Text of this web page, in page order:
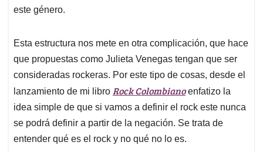
este género.
Esta estructura nos mete en otra complicación, que hace
que propuestas como Julieta Venegas tengan que ser
consideradas rockeras. Por este tipo de cosas, desde el
lanzamiento de mi libro Rock Colombianoenfatizo la
idea simple de que si vamos a definir el rock este nunca
se podrá definir a partir de la negación. Se trata de
entender qué es el rock y no qué no lo es.